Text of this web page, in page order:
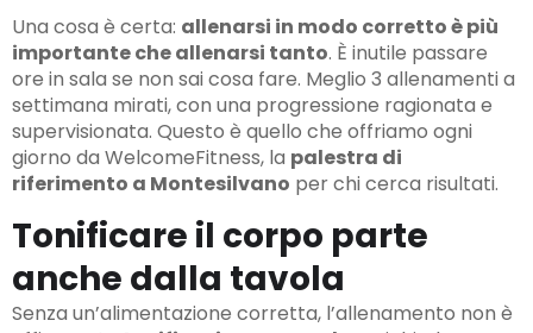
Una cosa è certa: allenarsi in modo corretto è più
importante che allenarsi tanto. È inutile passare
ore in sala se non sai cosa fare. Meglio 3 allenamenti a
settimana mirati, con una progressione ragionata e
supervisionata. Questo è quello che offriamo ogni
giorno da WelcomeFitness, la palestra di
riferimento a Montesilvano per chi cerca risultati.
Tonificare il corpo parte
anche dalla tavola
Senza un’alimentazione corretta, l’allenamento non è